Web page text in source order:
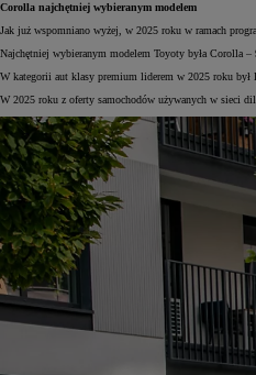
Corolla najchętniej wybieranym modelem
Jak już wspomniano wyżej, w 2025 roku w ramach
Najchętniej wybieranym modelem Toyoty była Corolla
W kategorii aut klasy premium liderem w 2025 roku był
W 2025 roku z oferty samochodów używanych w sieci